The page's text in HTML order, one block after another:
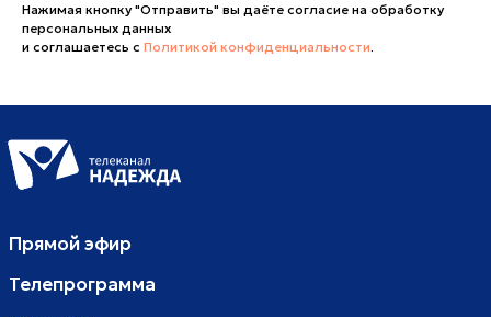
Нажимая кнопку "Отправить" вы даёте согласие на обработку
персональных данных
и соглашаетесь с Политикой конфиденциальности.